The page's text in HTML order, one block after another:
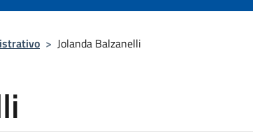
> Jolanda Balzanelli